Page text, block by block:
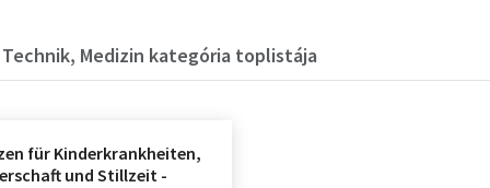
Medizin kategória toplistája
für Kinderkrankheiten,
und Stillzeit -